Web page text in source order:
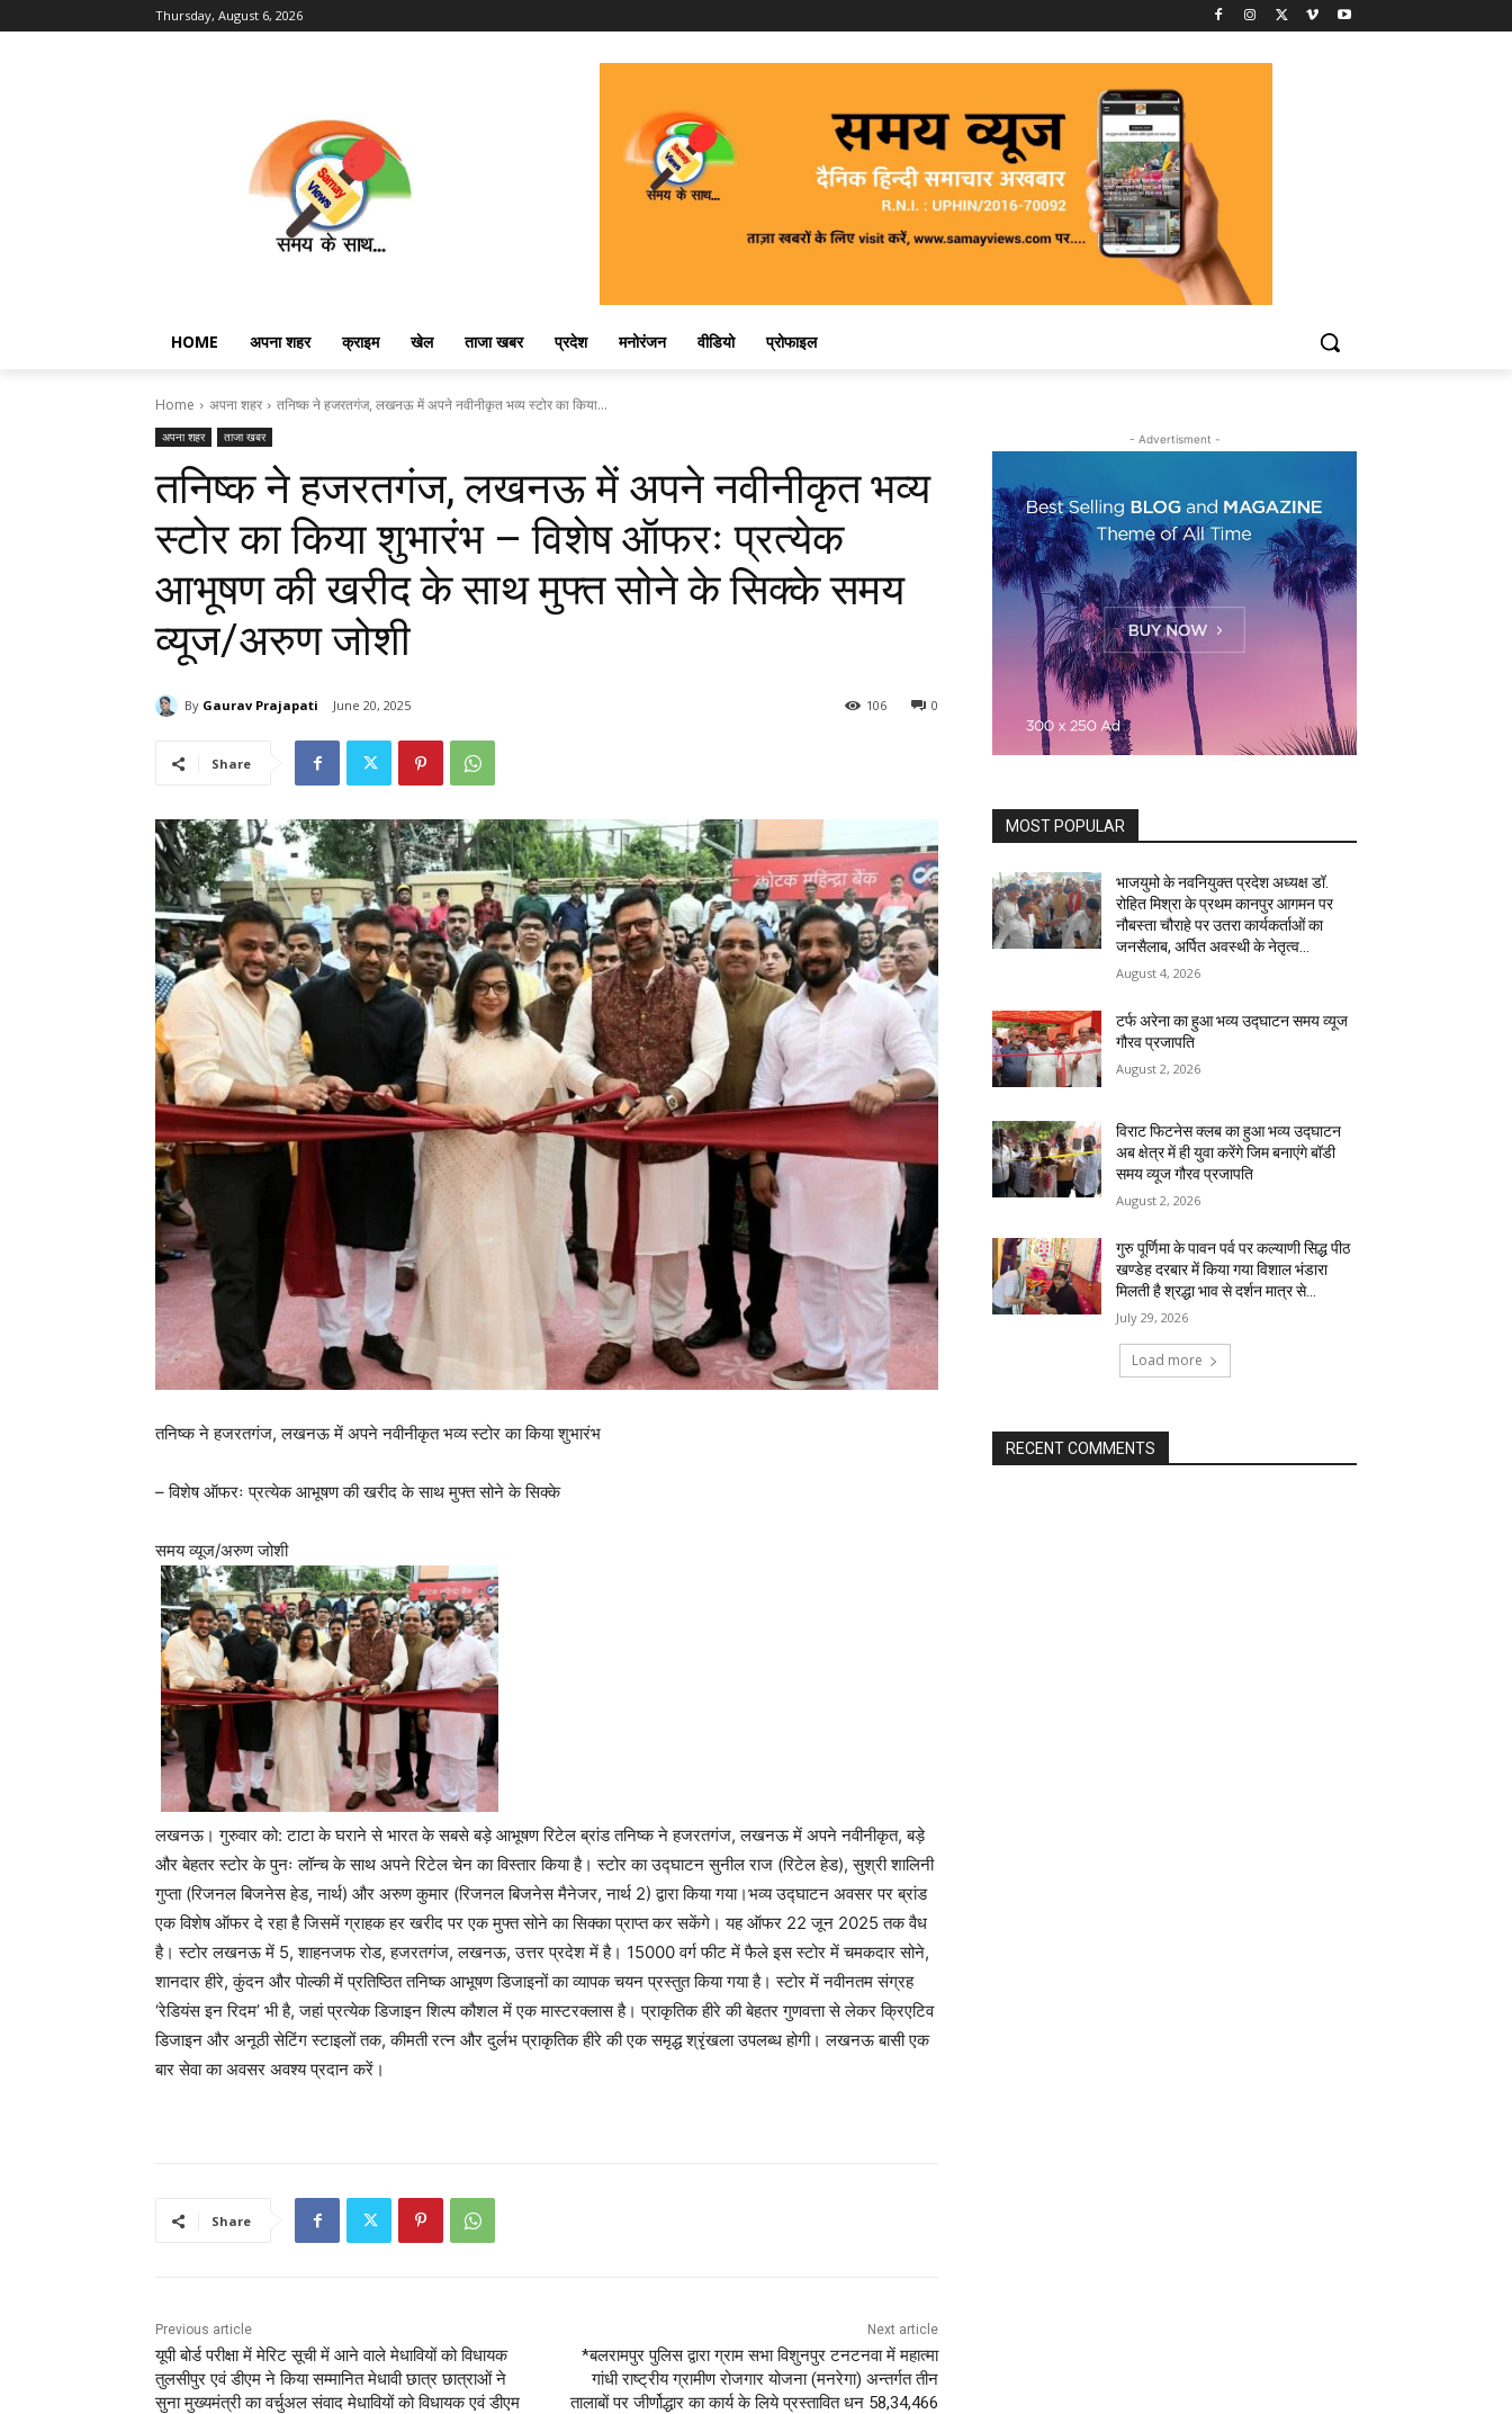
Thursday, August 6, 2026
HOME अपना शहर क्राइम खेल ताजा खबर प्रदेश मनोरंजन वीडियो प्रोफाइल
Home अपना शहर तनिष्क ने हजरतगंज, लखनऊ में अपने नवीनीकृत भव्य स्टोर का किया...
अपना शहर ताजा खबर
तनिष्क ने हजरतगंज, लखनऊ में अपने नवीनीकृत भव्य
स्टोर का किया शुभारंभ – विशेष ऑफरः प्रत्येक
आभूषण की खरीद के साथ मुफ्त सोने के सिक्के समय
व्यूज/अरुण जोशी
By Gaurav Prajapati June 20, 2025 0
106
Share
तनिष्क ने हजरतगंज, लखनऊ में अपने नवीनीकृत भव्य स्टोर का किया शुभारंभ
– विशेष ऑफरः प्रत्येक आभूषण की खरीद के साथ मुफ्त सोने के सिक्के
समय व्यूज/अरुण जोशी
लखनऊ। गुरुवार को: टाटा के घराने से भारत के सबसे बड़े आभूषण रिटेल ब्रांड तनिष्क ने हजरतगंज, लखनऊ में अपने नवीनीकृत, बड़े
और बेहतर स्टोर के पुनः लॉन्च के साथ अपने रिटेल चेन का विस्तार किया है। स्टोर का उद्घाटन सुनील राज (रिटेल हेड), सुश्री शालिनी
गुप्ता (रिजनल बिजनेस हेड, नार्थ) और अरुण कुमार (रिजनल बिजनेस मैनेजर, नार्थ 2) द्वारा किया गया।भव्य उद्घाटन अवसर पर ब्रांड
एक विशेष ऑफर दे रहा है जिसमें ग्राहक हर खरीद पर एक मुफ्त सोने का सिक्का प्राप्त कर सकेंगे। यह ऑफर 22 जून 2025 तक वैध
है। स्टोर लखनऊ में 5, शाहनजफ रोड, हजरतगंज, लखनऊ, उत्तर प्रदेश में है। 15000 वर्ग फीट में फैले इस स्टोर में चमकदार सोने,
शानदार हीरे, कुंदन और पोल्की में प्रतिष्ठित तनिष्क आभूषण डिजाइनों का व्यापक चयन प्रस्तुत किया गया है। स्टोर में नवीनतम संग्रह
‘रेडियंस इन रिदम’ भी है, जहां प्रत्येक डिजाइन शिल्प कौशल में एक मास्टरक्लास है। प्राकृतिक हीरे की बेहतर गुणवत्ता से लेकर क्रिएटिव
डिजाइन और अनूठी सेटिंग स्टाइलों तक, कीमती रत्न और दुर्लभ प्राकृतिक हीरे की एक समृद्ध श्रृंखला उपलब्ध होगी। लखनऊ बासी एक
बार सेवा का अवसर अवश्य प्रदान करें।
Share
Previous article
यूपी बोर्ड परीक्षा में मेरिट सूची में आने वाले मेधावियों को विधायक
तुलसीपुर एवं डीएम ने किया सम्मानित मेधावी छात्र छात्राओं ने
सुना मुख्यमंत्री का वर्चुअल संवाद मेधावियों को विधायक एवं डीएम
Next article
*बलरामपुर पुलिस द्वारा ग्राम सभा विशुनपुर टनटनवा में महात्मा
गांधी राष्ट्रीय ग्रामीण रोजगार योजना (मनरेगा) अन्तर्गत तीन
तालाबों पर जीर्णोद्धार का कार्य के लिये प्रस्तावित धन 58,34,466
- Advertisment -
MOST POPULAR
भाजयुमो के नवनियुक्त प्रदेश अध्यक्ष डॉ.
रोहित मिश्रा के प्रथम कानपुर आगमन पर
नौबस्ता चौराहे पर उतरा कार्यकर्ताओं का
जनसैलाब, अर्पित अवस्थी के नेतृत्व...
August 4, 2026
टर्फ अरेना का हुआ भव्य उद्घाटन समय व्यूज
गौरव प्रजापति
August 2, 2026
विराट फिटनेस क्लब का हुआ भव्य उद्घाटन
अब क्षेत्र में ही युवा करेंगे जिम बनाएंगे बॉडी
समय व्यूज गौरव प्रजापति
August 2, 2026
गुरु पूर्णिमा के पावन पर्व पर कल्याणी सिद्ध पीठ
खण्डेह दरबार में किया गया विशाल भंडारा
मिलती है श्रद्धा भाव से दर्शन मात्र से...
July 29, 2026
Load more
RECENT COMMENTS